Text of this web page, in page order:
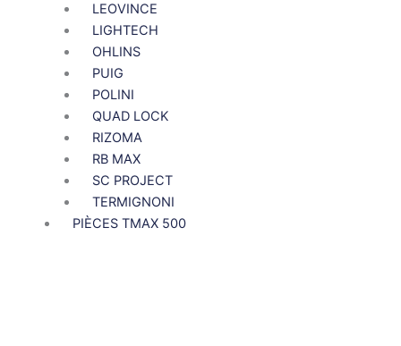
LEOVINCE
LIGHTECH
OHLINS
PUIG
POLINI
QUAD LOCK
RIZOMA
RB MAX
SC PROJECT
TERMIGNONI
PIÈCES TMAX 500